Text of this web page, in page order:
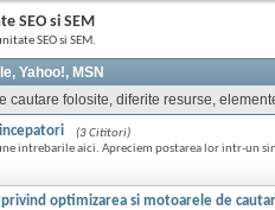
SEO si SEM
SEO si SEM.
Yahoo!, MSN
cautare folosite, diferite resurse,
(3 Cititori)
intrebarile aici. Apreciem postarea lor intr-un
privind optimizarea si motoarele de